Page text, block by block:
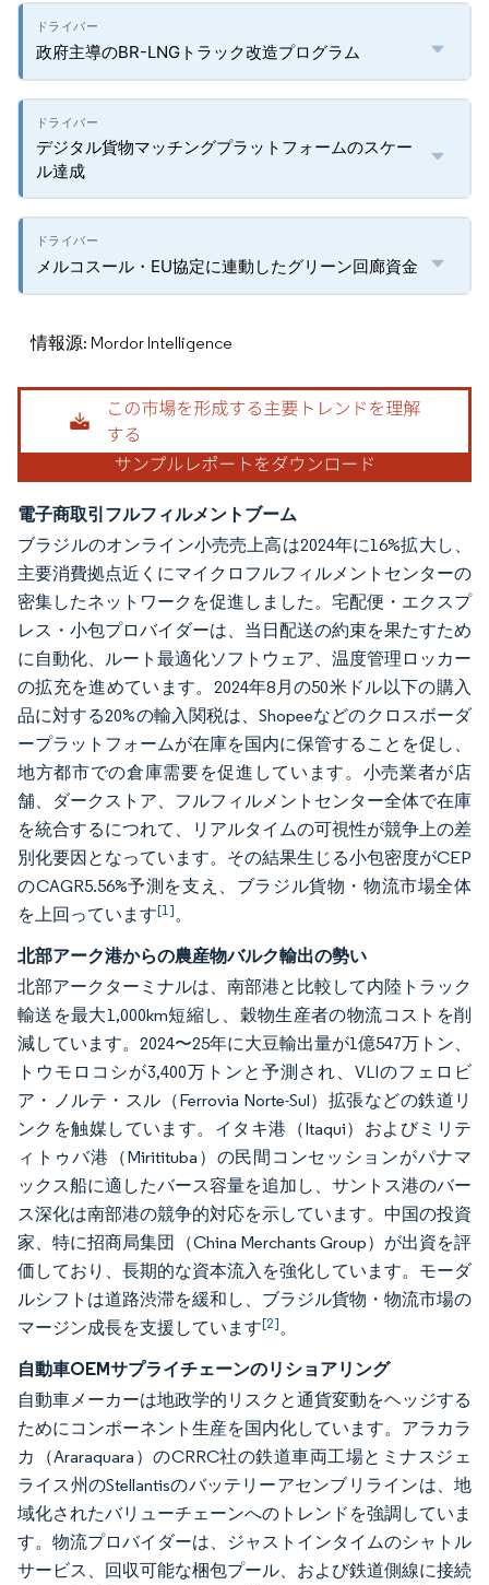
政府主導のBR-LNGトラック改造プログラム
デジタル貨物マッチングプラットフォームのスケー
ル達成
メルコスール・EU協定に連動したグリーン回廊資金
情報源: Mordor Intelligence
電子商取引フルフィルメントブーム
ブラジルのオンライン小売売上高は2024年に16%拡大し、
主要消費拠点近くにマイクロフルフィルメントセンターの
密集したネットワークを促進しました。宅配便・エクスプ
レス・小包プロバイダーは、当日配送の約束を果たすため
に自動化、ルート最適化ソフトウェア、温度管理ロッカー
の拡充を進めています。2024年8月の50米ドル以下の購入
品に対する20%の輸入関税は、Shopeeなどのクロスボーダ
ープラットフォームが在庫を国内に保管することを促し、
地方都市での倉庫需要を促進しています。小売業者が店
舗、ダークストア、フルフィルメントセンター全体で在庫
を統合するにつれて、リアルタイムの可視性が競争上の差
別化要因となっています。その結果生じる小包密度がCEP
のCAGR5.56%予測を支え、ブラジル貨物・物流市場全体
を上回っています[1]。
北部アーク港からの農産物バルク輸出の勢い
北部アークターミナルは、南部港と比較して内陸トラック
輸送を最大1,000km短縮し、穀物生産者の物流コストを削
減しています。2024〜25年に大豆輸出量が1億547万トン、
トウモロコシが3,400万トンと予測され、VLIのフェロビ
ア・ノルテ・スル（Ferrovia Norte-Sul）拡張などの鉄道リ
ンクを触媒しています。イタキ港（Itaqui）およびミリテ
ィトゥバ港（Miritituba）の民間コンセッションがパナマ
ックス船に適したバース容量を追加し、サントス港のバー
ス深化は南部港の競争的対応を示しています。中国の投資
家、特に招商局集団（China Merchants Group）が出資を評
価しており、長期的な資本流入を強化しています。モーダ
ルシフトは道路渋滞を緩和し、ブラジル貨物・物流市場の
マージン成長を支援しています[2]。
自動車OEMサプライチェーンのリショアリング
自動車メーカーは地政学的リスクと通貨変動をヘッジする
ためにコンポーネント生産を国内化しています。アラカラ
カ（Araraquara）のCRRC社の鉄道車両工場とミナスジェ
ライス州のStellantisのバッテリーアセンブリラインは、地
域化されたバリューチェーンへのトレンドを強調していま
す。物流プロバイダーは、ジャストインタイムのシャトル
サービス、回収可能な梱包プール、および鉄道側線に接続